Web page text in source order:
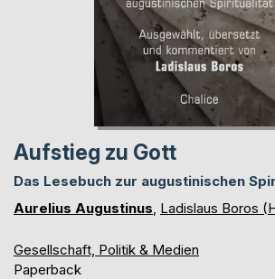
Aufstieg zu Gott
Das Lesebuch zur augustinischen
Aurelius Augustinus Ladislaus Boros
Gesellschaft, Politik & Medien
Paperback